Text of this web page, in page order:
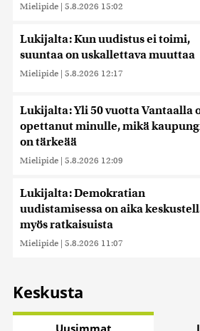
Mielipide | 5.8.2026 15:02
Lukijalta: Kun uudistus ei toimi,
suuntaa on uskallettava muuttaa
Mielipide | 5.8.2026 12:17
Lukijalta: Yli 50 vuotta Vantaalla
opettanut minulle, mikä
on tärkeää
Mielipide | 5.8.2026 12:09
Lukijalta: Demokratian
uudistamisessa on aika
myös ratkaisuista
Mielipide | 5.8.2026 11:07
Keskusta